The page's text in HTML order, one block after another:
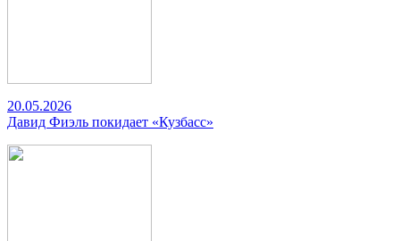
20.05.2026
Давид Фиэль покидает «Кузбасс»